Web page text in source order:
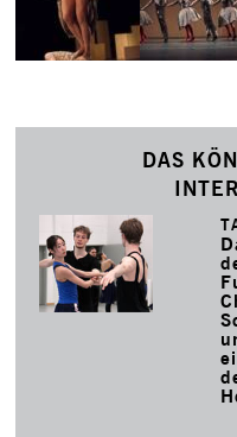
DAS